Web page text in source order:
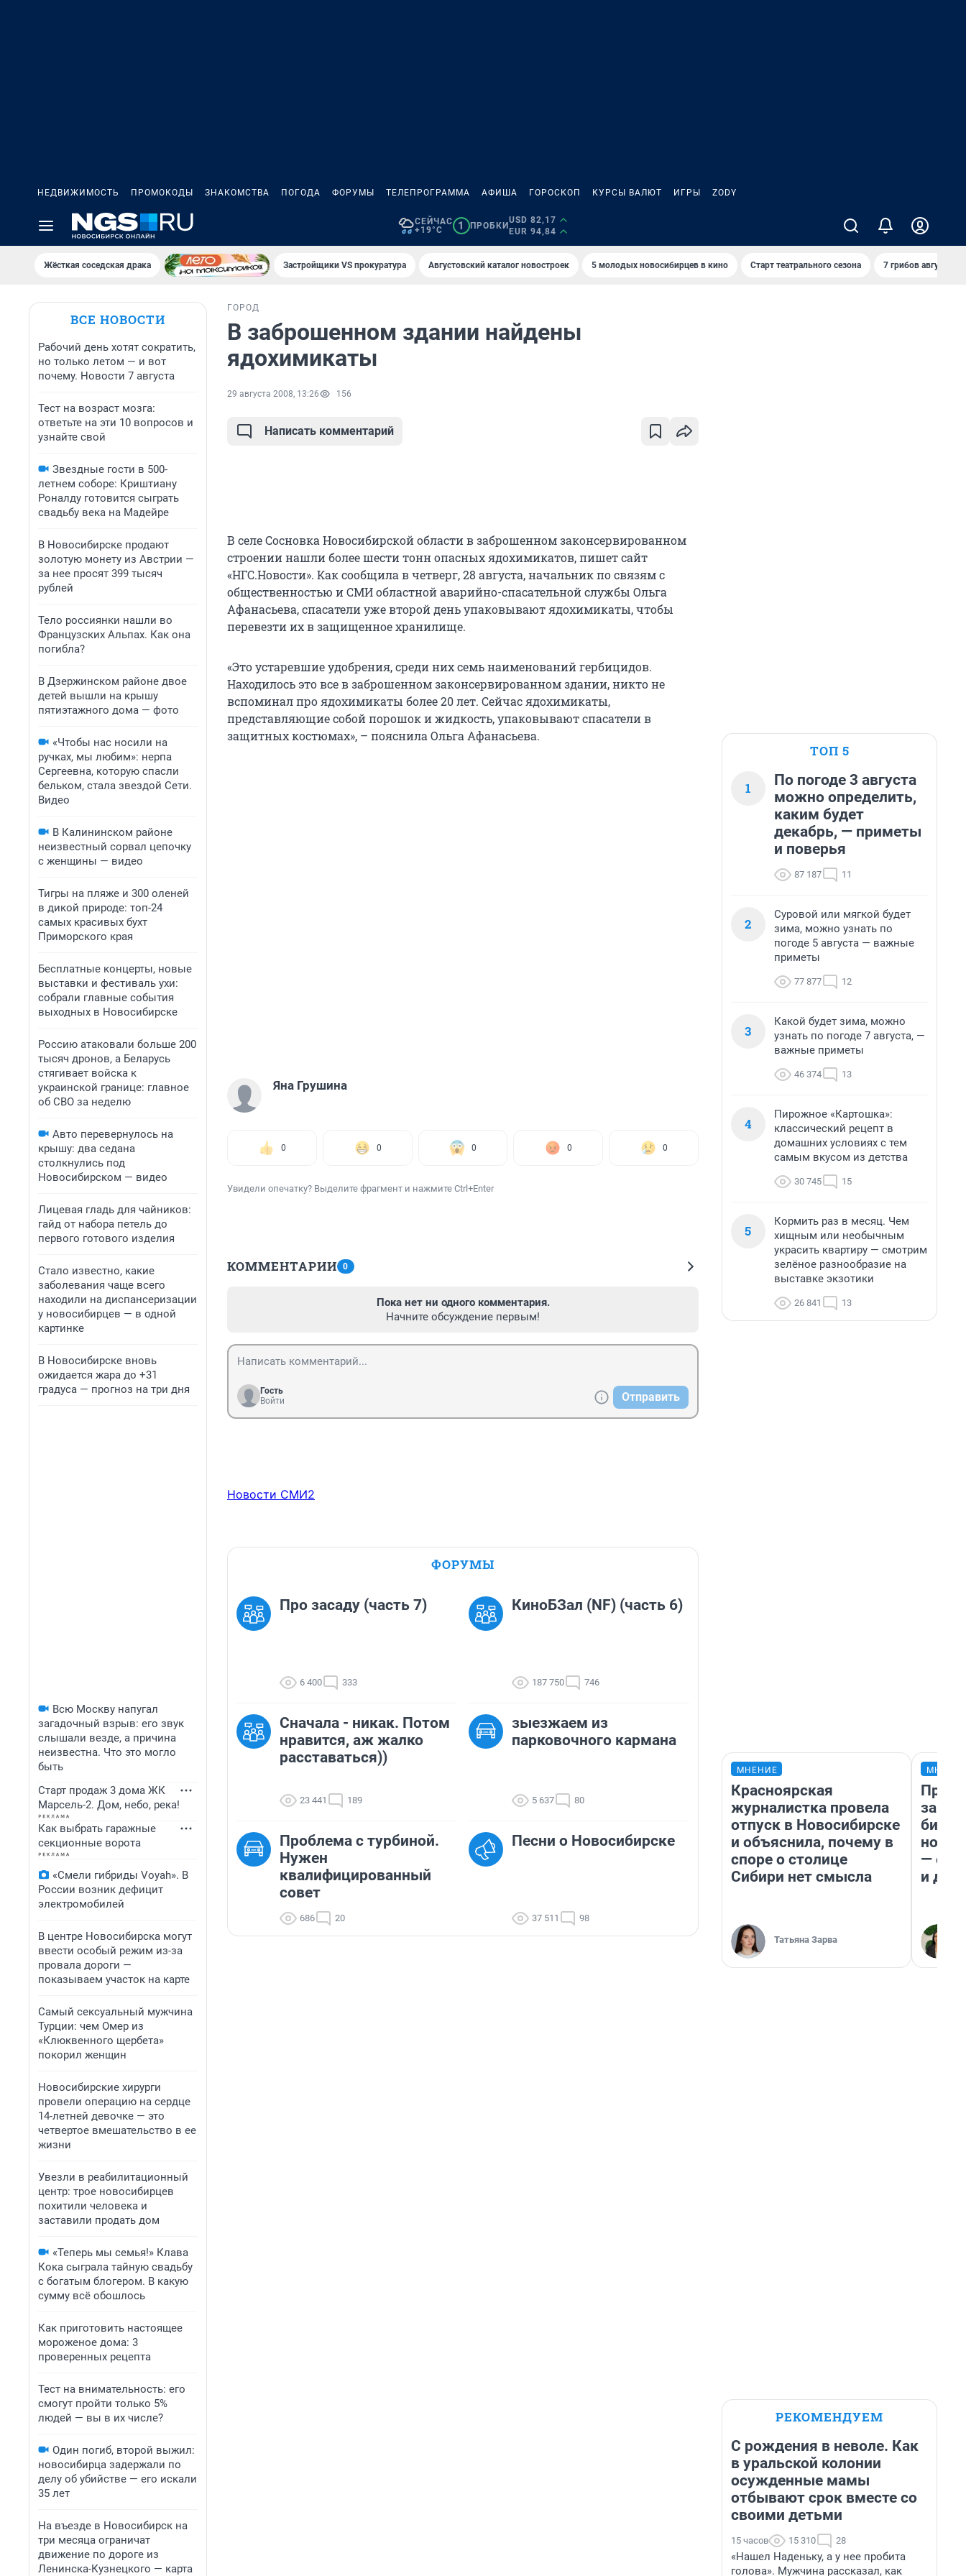
НЕДВИЖИМОСТЬ ПРОМОКОДЫ ЗНАКОМСТВА ПОГОДА ФОРУМЫ ТЕЛЕПРОГРАММА АФИША ГОРОСКОП КУРСЫ ВАЛЮТ ИГРЫ ZODY
СЕЙЧАС
+19°C
1 ПРОБКИ
USD 82,17
EUR 94,84
Жёсткая соседская драка Застройщики VS прокуратура Августовский каталог новостроек 5 молодых новосибирцев в кино Старт театрального сезона 7 грибов августа
ВСЕ НОВОСТИ
Рабочий день хотят сократить,
но только летом — и вот
почему. Новости 7 августа
Тест на возраст мозга:
ответьте на эти 10 вопросов и
узнайте свой
Звездные гости в 500-
летнем соборе: Криштиану
Роналду готовится сыграть
свадьбу века на Мадейре
В Новосибирске продают
золотую монету из Австрии —
за нее просят 399 тысяч
рублей
Тело россиянки нашли во
Французских Альпах. Как она
погибла?
В Дзержинском районе двое
детей вышли на крышу
пятиэтажного дома — фото
«Чтобы нас носили на
ручках, мы любим»: нерпа
Сергеевна, которую спасли
бельком, стала звездой Сети.
Видео
В Калининском районе
неизвестный сорвал цепочку
с женщины — видео
Тигры на пляже и 300 оленей
в дикой природе: топ-24
самых красивых бухт
Приморского края
Бесплатные концерты, новые
выставки и фестиваль ухи:
собрали главные события
выходных в Новосибирске
Россию атаковали больше 200
тысяч дронов, а Беларусь
стягивает войска к
украинской границе: главное
об СВО за неделю
Авто перевернулось на
крышу: два седана
столкнулись под
Новосибирском — видео
Лицевая гладь для чайников:
гайд от набора петель до
первого готового изделия
Стало известно, какие
заболевания чаще всего
находили на диспансеризации
у новосибирцев — в одной
картинке
В Новосибирске вновь
ожидается жара до +31
градуса — прогноз на три дня
Всю Москву напугал
загадочный взрыв: его звук
слышали везде, а причина
неизвестна. Что это могло
быть
Старт продаж 3 дома ЖК
Марсель-2. Дом, небо, река!
Как выбрать гаражные
секционные ворота
«Смели гибриды Voyah». В
России возник дефицит
электромобилей
В центре Новосибирска могут
ввести особый режим из-за
провала дороги —
показываем участок на карте
Самый сексуальный мужчина
Турции: чем Омер из
«Клюквенного щербета»
покорил женщин
Новосибирские хирурги
провели операцию на сердце
14-летней девочке — это
четвертое вмешательство в ее
жизни
Увезли в реабилитационный
центр: трое новосибирцев
похитили человека и
заставили продать дом
«Теперь мы семья!» Клава
Кока сыграла тайную свадьбу
с богатым блогером. В какую
сумму всё обошлось
Как приготовить настоящее
мороженое дома: 3
проверенных рецепта
Тест на внимательность: его
смогут пройти только 5%
людей — вы в их числе?
Один погиб, второй выжил:
новосибирца задержали по
делу об убийстве — его искали
35 лет
На въезде в Новосибирск на
три месяца ограничат
движение по дороге из
Ленинска-Кузнецкого — карта
ГОРОД
В заброшенном здании найдены
ядохимикаты
29 августа 2008, 13:26 156
Написать комментарий
В селе Сосновка Новосибирской области в заброшенном законсервированном
строении нашли более шести тонн опасных ядохимикатов, пишет сайт
«НГС.Новости». Как сообщила в четверг, 28 августа, начальник по связям с
общественностью и СМИ областной аварийно-спасательной службы Ольга
Афанасьева, спасатели уже второй день упаковывают ядохимикаты, чтобы
перевезти их в защищенное хранилище.
«Это устаревшие удобрения, среди них семь наименований гербицидов.
Находилось это все в заброшенном законсервированном здании, никто не
вспоминал про ядохимикаты более 20 лет. Сейчас ядохимикаты,
представляющие собой порошок и жидкость, упаковывают спасатели в
защитных костюмах», – пояснила Ольга Афанасьева.
Яна Грушина
0 0 0 0 0
Увидели опечатку? Выделите фрагмент и нажмите Ctrl+Enter
КОММЕНТАРИИ 0
Пока нет ни одного комментария.
Начните обсуждение первым!
Гость
Войти
Отправить
Новости СМИ2
ФОРУМЫ
Про засаду (часть 7)
6 400 333
КиноБЗал (NF) (часть 6)
187 750 746
Сначала - никак. Потом
нравится, аж жалко
расставаться))
23 441 189
зыезжаем из
парковочного кармана
5 637 80
Проблема с турбиной.
Нужен
квалифицированный
совет
686 20
Песни о Новосибирске
37 511 98
ТОП 5
1
По погоде 3 августа
можно определить,
каким будет
декабрь, — приметы
и поверья
87 187 11
2
Суровой или мягкой будет
зима, можно узнать по
погоде 5 августа — важные
приметы
77 877 12
3
Какой будет зима, можно
узнать по погоде 7 августа, —
важные приметы
46 374 13
4
Пирожное «Картошка»:
классический рецепт в
домашних условиях с тем
самым вкусом из детства
30 745 15
5
Кормить раз в месяц. Чем
хищным или необычным
украсить квартиру — смотрим
зелёное разнообразие на
выставке экзотики
26 841 13
МНЕНИЕ
Красноярская
журналистка провела
отпуск в Новосибирске
и объяснила, почему в
споре о столице
Сибири нет смысла
Татьяна Зарва
— он
и
РЕКОМЕНДУЕМ
С рождения в неволе. Как
в уральской колонии
осужденные мамы
отбывают срок вместе со
своими детьми
15 часов 15 310 28
«Нашел Наденьку, а у нее пробита
голова». Мужчина рассказал, как